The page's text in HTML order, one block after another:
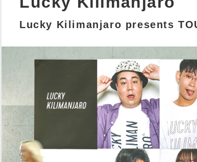
Lucky Kilimanjaro presents